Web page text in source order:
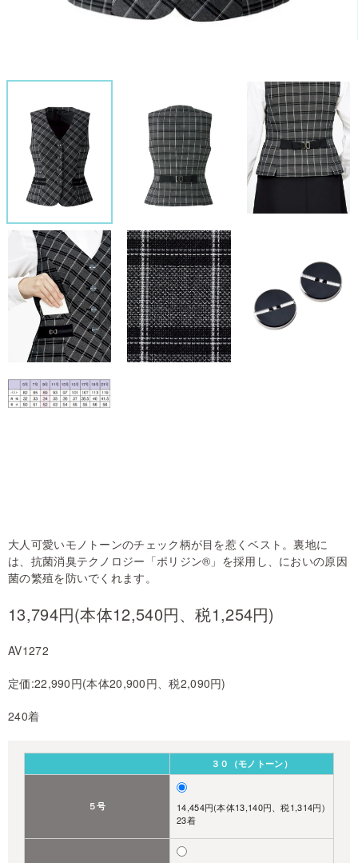
大人可愛いモノトーンのチェック柄が目を惹くベスト。裏地に
は、抗菌消臭テクノロジー「ポリジン®」を採用し、においの原因
菌の繁殖を防いでくれます。
13,794円(本体12,540円、税1,254円)
AV1272
定価:22,990円(本体20,900円、税2,090円)
240着
３０（モノトーン）
５号
14,454円(本体13,140円、税1,314円)
23着